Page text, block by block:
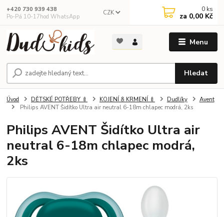
Menu
CZK
Hledat
+420 730 939 438
Po-Pá 10-17hod WhatsApp
0 ks
za 0,00 Kč
Úvod DĚTSKÉ POTŘEBY 🍼 KOJENÍ & KRMENÍ 🍼 Dudlíky
Avent
Philips AVENT Šidítko Ultra air neutral 6-18m chlapec modrá, 2ks
Philips AVENT Šidítko Ultra air
neutral 6-18m chlapec modrá,
2ks